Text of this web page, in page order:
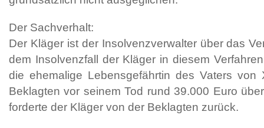
Der Sachverhalt:
Der Kläger ist der Insolvenzverwalter über das
dem Insolvenzfall der Kläger in diesem
die ehemalige Lebensgefährtin des Vaters von
Beklagten vor seinem Tod rund 39.000 Euro
forderte der Kläger von der Beklagten zurück.